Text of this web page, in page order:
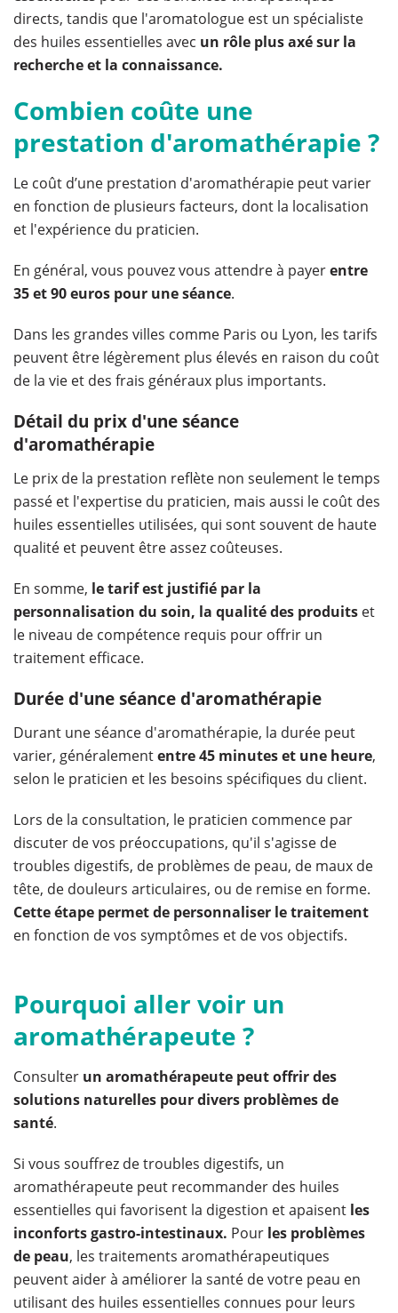
directs, tandis que l'aromatologue est un spécialiste
des huiles essentielles avec un rôle plus axé sur la
recherche et la connaissance.
Combien coûte une
prestation d'aromathérapie ?
Le coût d’une prestation d'aromathérapie peut varier
en fonction de plusieurs facteurs, dont la localisation
et l'expérience du praticien.
En général, vous pouvez vous attendre à payerentre
35 et 90 euros pour une séance.
Dans les grandes villes comme Paris ou Lyon, les tarifs
peuvent être légèrement plus élevés en raison du coût
de la vie et des frais généraux plus importants.
Détail du prix d'une séance
d'aromathérapie
Le prix de la prestation reflète non seulement le temps
passé et l'expertise du praticien, mais aussi le coût des
huiles essentielles utilisées, qui sont souvent de haute
qualité et peuvent être assez coûteuses.
En somme, le tarif est justifié par la
personnalisation du soin, la qualité des produits et
le niveau de compétence requis pour offrir un
traitement efficace.
Durée d'une séance d'aromathérapie
Durant une séance d'aromathérapie, la durée peut
varier, généralemententre 45 minutes et une heure,
selon le praticien et les besoins spécifiques du client.
Lors de la consultation, le praticien commence par
discuter de vos préoccupations, qu'il s'agisse de
troubles digestifs, de problèmes de peau, de maux de
tête, de douleurs articulaires, ou de remise en forme.
Cette étape permet de personnaliser le traitement
en fonction de vos symptômes et de vos objectifs.
Pourquoi aller voir un
aromathérapeute ?
Consulter un aromathérapeute peut offrir des
solutions naturelles pour divers problèmes de
santé.
Si vous souffrez de troubles digestifs, un
aromathérapeute peut recommander des huiles
essentielles qui favorisent la digestion et apaisent les
inconforts gastro-intestinaux. Pour les problèmes
de peau, les traitements aromathérapeutiques
peuvent aider à améliorer la santé de votre peau en
utilisant des huiles essentielles connues pour leurs